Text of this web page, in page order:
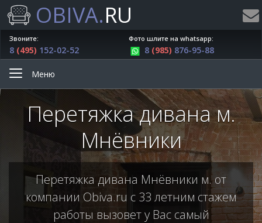
OBIVA.RU
Звоните:
8 (495) 152-02-52
Фото шлите на whatsapp:
8 (985) 876-95-88
Меню
Перетяжка дивана м.
Мнёвники
Перетяжка дивана Мнёвники м. от
компании Obiva.ru с 33 летним стажем
работы вызовет у Вас самый